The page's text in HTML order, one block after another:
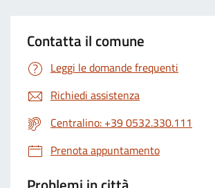
Contatta il comune
Leggi le domande frequenti
Richiedi assistenza
Centralino: +39 0532.330.111
Prenota appuntamento